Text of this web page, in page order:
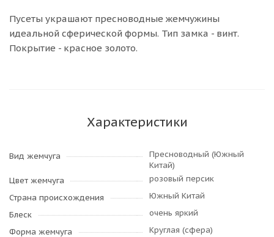
Пусеты украшают пресноводные жемчужины
идеальной сферической формы. Тип замка - винт.
Покрытие - красное золото.
Характеристики
Вид жемчуга
Пресноводный (Южный
Китай)
Цвет жемчуга
розовый персик
Страна происхождения
Южный Китай
Блеск
очень яркий
Форма жемчуга
Круглая (сфера)